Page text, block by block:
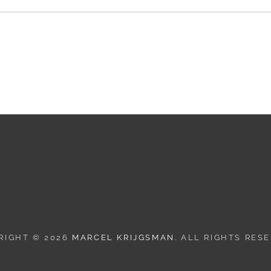
© 2026 MARCEL KRIJGSMAN . ALL RIGHTS